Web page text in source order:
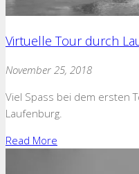
Virtuelle Tour durch
November 25, 2018
Viel Spass bei dem ersten
Laufenburg.
Read More